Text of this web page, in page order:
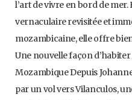
l’art de vivre en bord de
vernaculaire revisitée et
mozambicaine, elle offre
Une nouvelle façon
Mozambique Depuis
par un vol vers Vilanculos,